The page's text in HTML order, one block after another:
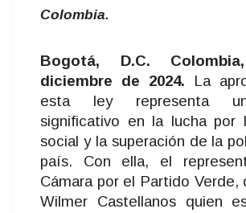
Colombia.
Bogotá, D.C.
diciembre de 2024.
La
esta ley representa
significativo en la lucha por
social y la superación de la
país. Con ella, el
Cámara por el Partido Verde,
Wilmer Castellanos quien